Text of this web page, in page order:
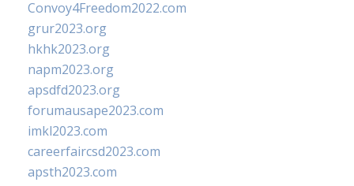
Convoy4Freedom2022.com
grur2023.org
hkhk2023.org
napm2023.org
apsdfd2023.org
forumausape2023.com
imkl2023.com
careerfaircsd2023.com
apsth2023.com